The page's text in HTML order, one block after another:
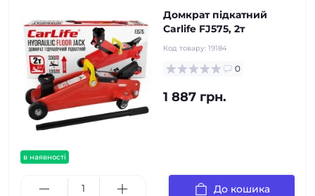
в наявності
Домкрат підкатний
Carlife FJ575, 2т
Код товару: 19184
0
1 887 грн.
До кошика